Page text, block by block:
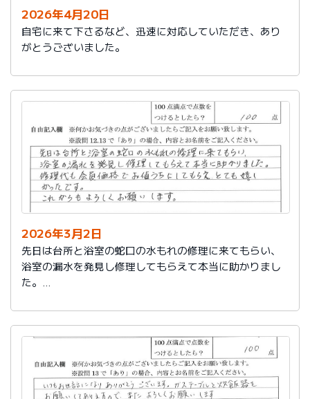
2026年4月20日
自宅に来て下さるなど、迅速に対応していただき、あり
がとうございました。
2026年3月2日
先日は台所と浴室の蛇口の水もれの修理に来てもらい、
浴室の漏水を発見し修理してもらえて本当に助かりまし
た。
かったです。
これからもよろしくお願いします。